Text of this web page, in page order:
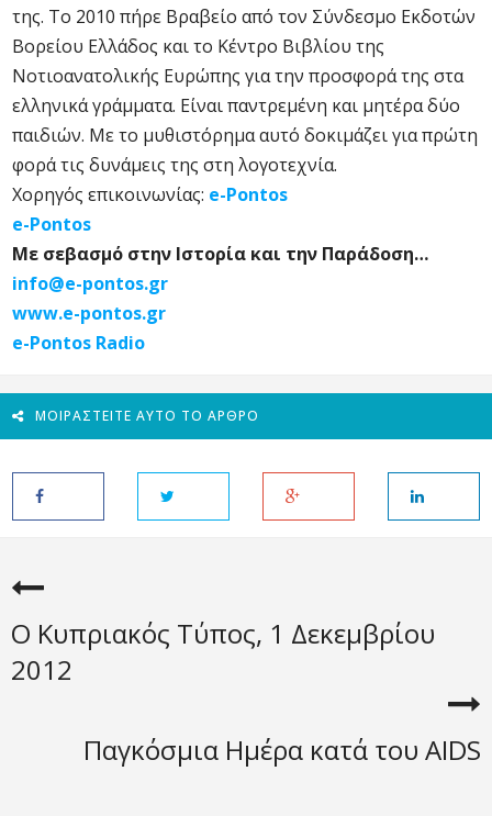
της. Το 2010 πήρε Βραβείο από τον Σύνδεσμο Εκδοτών
Βορείου Ελλάδος και το Κέντρο Βιβλίου της
Νοτιοανατολικής Ευρώπης για την προσφορά της στα
ελληνικά γράμματα. Είναι παντρεμένη και μητέρα δύο
παιδιών. Με το μυθιστόρημα αυτό δοκιμάζει για πρώτη
φορά τις δυνάμεις της στη λογοτεχνία.
Χορηγός επικοινωνίας: e-Pontos
e-Pontos
Με σεβασμό στην Ιστορία και την Παράδοση…
info@e-pontos.gr
www.e-pontos.gr
e-Pontos Radio
ΜΟΙΡΑΣΤΕΊΤΕ ΑΥΤΌ ΤΟ ΆΡΘΡΟ
Ο Κυπριακός Τύπος, 1 Δεκεμβρίου
2012
Παγκόσμια Ημέρα κατά του AIDS